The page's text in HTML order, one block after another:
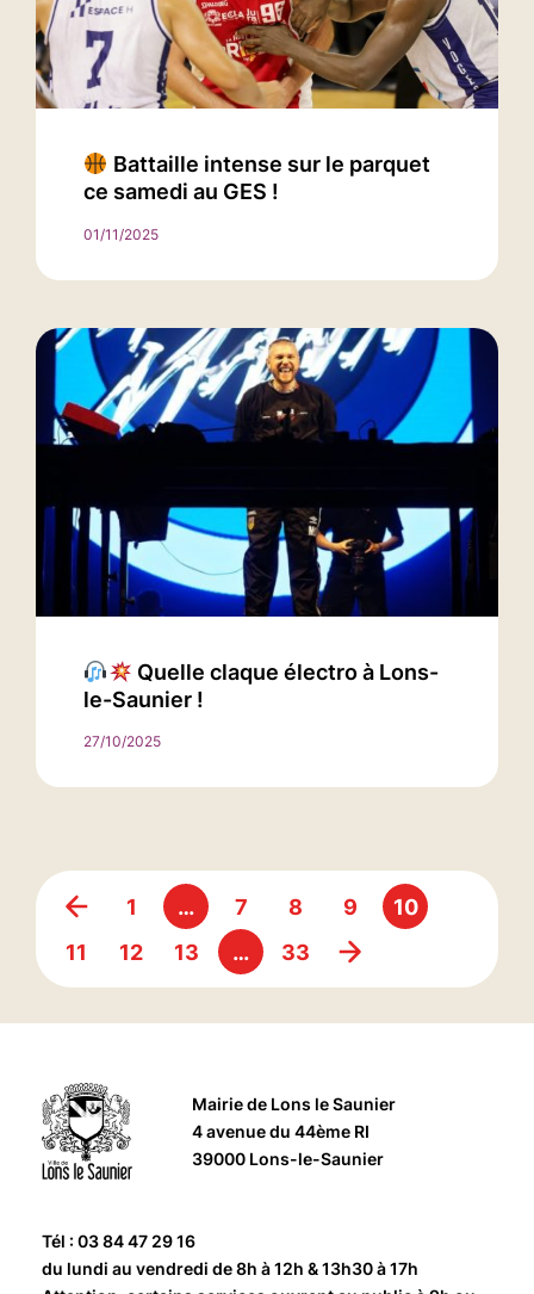
Battaille intense sur le parquet
ce samedi au GES !
01/11/2025
Quelle claque électro à Lons-
le-Saunier !
27/10/2025
1 … 7 8 9
10
11
12 13 … 33
Mairie de Lons le Saunier
4 avenue du 44ème RI
39000 Lons-le-Saunier
Tél : 03 84 47 29 16
du lundi au vendredi de 8h à 12h & 13h30 à 17h